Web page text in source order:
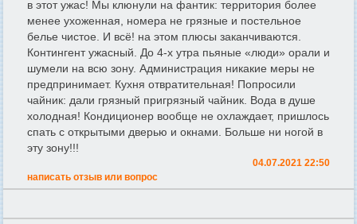
в этот ужас! Мы клюнули на фантик: территория более
менее ухоженная, номера не грязные и постельное
белье чистое. И всё! на этом плюсы заканчиваются.
Контингент ужасный. До 4-х утра пьяные «люди» орали и
шумели на всю зону. Администрация никакие меры не
предпринимает. Кухня отвратительная! Попросили
чайник: дали грязный пригрязный чайник. Вода в душе
холодная! Кондиционер вообще не охлаждает, пришлось
спать с открытыми дверью и окнами. Больше ни ногой в
эту зону!!!
04.07.2021 22:50
написать отзыв или вопрос